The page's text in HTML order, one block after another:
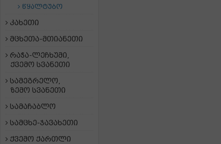
წყალტუბო
კახეთი
მცხეთა-მთიანეთი
რაჭა-ლეჩხუმი,
ქვემო სვანეთი
სამეგრელო,
ზემო სვანეთი
სამაჩაბლო
სამცხე-ჯავახეთი
ქვემო ქართლი